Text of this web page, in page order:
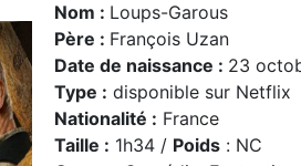
Nom : Loups-Garous
Père : François Uzan
Date de naissance : 23
Type : disponible sur Netflix
Nationalité : France
Taille : 1h34 / Poids : NC